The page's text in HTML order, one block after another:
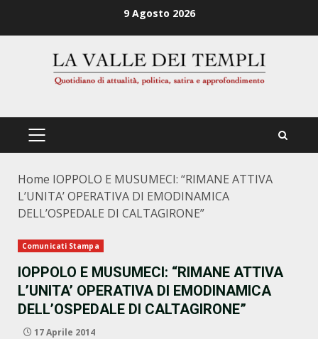
9 Agosto 2026
PRIMÄRES
Home IOPPOLO E MUSUMECI: “RIMANE ATTIVA
L’UNITA’ OPERATIVA DI EMODINAMICA
DELL’OSPEDALE DI CALTAGIRONE”
Comunicati Stampa
IOPPOLO E MUSUMECI: “RIMANE ATTIVA
L’UNITA’ OPERATIVA DI EMODINAMICA
DELL’OSPEDALE DI CALTAGIRONE”
17 Aprile 2014